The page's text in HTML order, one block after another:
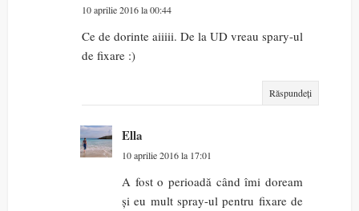
10 aprilie 2016 la 00:44
Ce de dorinte aiiiii. De la UD vreau spary-ul
de fixare :)
Răspundeți
Ella
10 aprilie 2016 la 17:01
A fost o perioadă când îmi doream
și eu mult spray-ul pentru fixare de